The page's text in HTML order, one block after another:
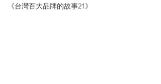
《台灣百大品牌的故事21》